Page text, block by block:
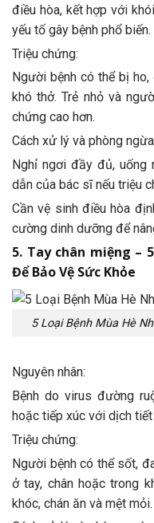
điều hòa, kết hợp với
yếu tố gây bệnh phổ biến.
Triệu chứng:
Người bệnh có thể bị
khó thở. Trẻ nhỏ và
chứng cao hơn.
Cách xử lý và phòng
Nghỉ ngơi đầy đủ, uống
dẫn của bác sĩ nếu triệu
Cần vệ sinh điều hòa
cường dinh dưỡng để
5. Tay chân miệng –
Để Bảo Vệ Sức Khỏe
5 Loại Bệnh Mùa Hè
Nguyên nhân:
Bệnh do virus đường
hoặc tiếp xúc với dịch
Triệu chứng:
Người bệnh có thể sốt,
ở tay, chân hoặc trong
khóc, chán ăn và mệt mỏi.